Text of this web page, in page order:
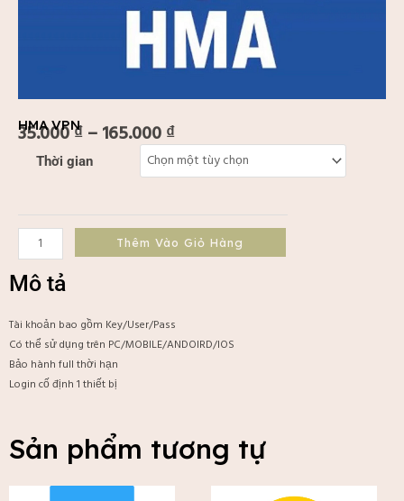
HMA VPN
35.000₫–165.000₫
Khoảng
giá:
đến
165.000 ₫
Thời gian
HMA
Thêm Vào Giỏ Hàng
Mô tả
Tài khoản bao gồm Key/User/Pass
Có thể sử dụng trên PC/MOBILE/ANDOIRD/IOS
Bảo hành full thời hạn
Login cố định 1 thiết bị
Sản phẩm tương tự